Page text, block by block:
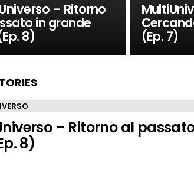
– Ritorno
in grande
8) (Ep. 7)
– Ritorno al
8)